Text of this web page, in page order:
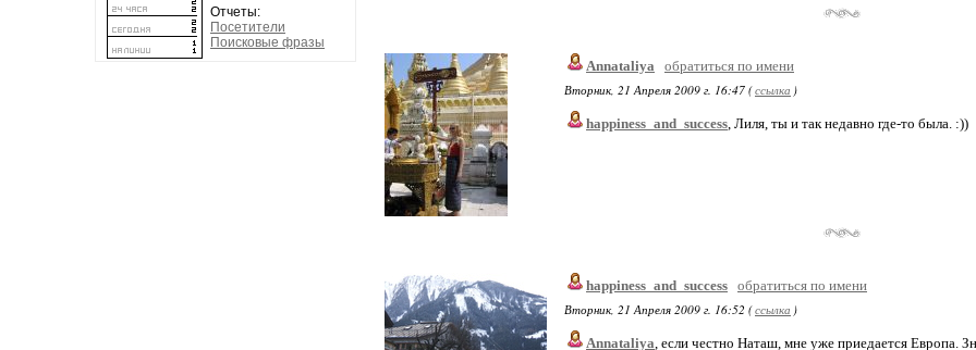
Отчеты:
Посетители
Поисковые фразы
Annataliya
обратиться по имени
Вторник, 21 Апреля 2009 г. 16:47 (ссылка )
happiness_and_success, Лиля, ты и так недавно где-то была. :))
happiness_and_success обратиться по имени
Вторник, 21 Апреля 2009 г. 16:52 (ссылка )
Annataliya, если честно Наташ, мне уже приедается Европа.